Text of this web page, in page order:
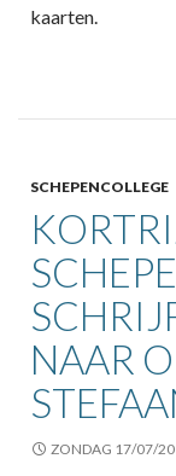
kaarten.
SCHEPENCOLLEGE
NAAR
ZONDAG 17/07/